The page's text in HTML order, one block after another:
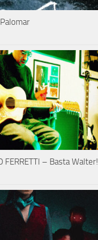
FERRETTI – Basta Walter!